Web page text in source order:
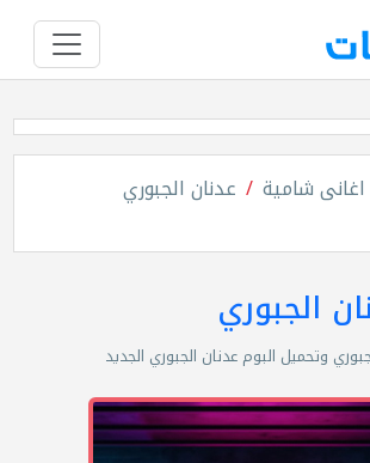
اغانى شامية عدنان الجبوري
الجبوري
وتحميل البوم عدنان الجبوري الجديد